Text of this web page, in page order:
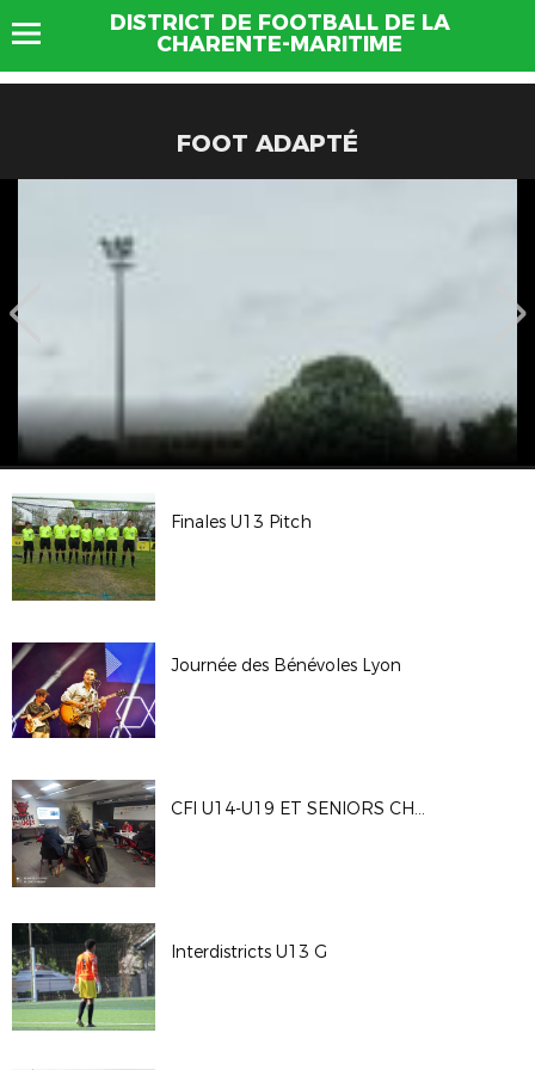
DISTRICT DE FOOTBALL DE LA
CHARENTE-MARITIME
FOOT ADAPTÉ
Finales U13 Pitch
Journée des Bénévoles Lyon
CFI U14-U19 ET SENIORS CHATELAILLO
Interdistricts U13 G